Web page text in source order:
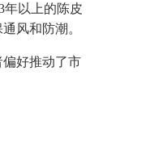
年以上的陈皮
风和防潮。
好推动了市